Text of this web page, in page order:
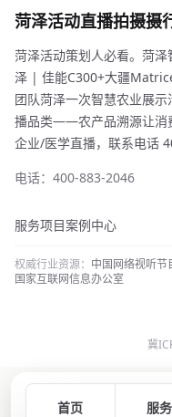
菏泽活动直播拍摄摄
菏泽活动策划人必看。菏
泽 | 佳能C300+大疆
团队菏泽一次智慧农业展
播品类——农产品溯源让消
企业/医学直播，联系电话
电话：400-883-2046
服务项目案例中心
权威行业资源： 中国网络视听节
国家互联网信息办公室
冀
首页 服务